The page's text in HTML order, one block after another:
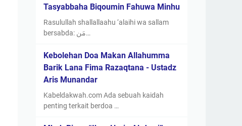
Tasyabbaha Biqoumin Fahuwa Minhu
Rasulullah shallallaahu ‘alaihi wa sallam
bersabda: مَن…
Kebolehan Doa Makan Allahumma
Barik Lana Fima Razaqtana - Ustadz
Aris Munandar
Kabeldakwah.com Ada sebuah kaidah
penting terkait berdoa …